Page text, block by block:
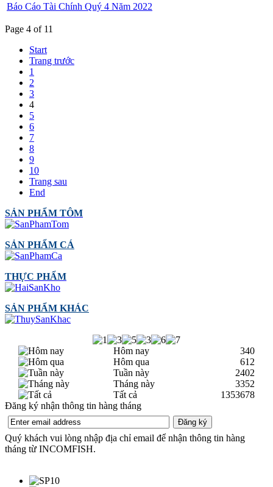
Báo Cáo Tài Chính Quý 4 Năm 2022
Page 4 of 11
Start
Trang trước
1
2
3
4
5
6
7
8
9
10
Trang sau
End
SẢN PHẨM TÔM
SẢN PHẨM CÁ
THỰC PHẨM
SẢN PHẨM KHÁC
Hôm nay
340
Hôm qua
612
Tuần này
2402
Tháng này
3352
Tất cả
1353678
Đăng ký nhận thông tin hàng tháng
Quý khách vui lòng nhập địa chỉ email để nhận thông tin hàng
tháng từ INCOMFISH.